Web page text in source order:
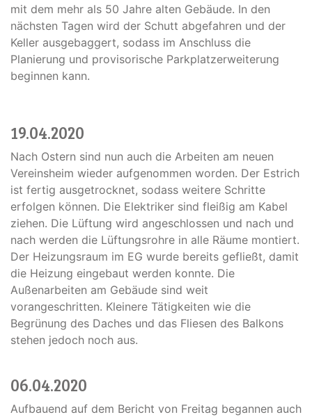
mit dem mehr als 50 Jahre alten Gebäude. In den
nächsten Tagen wird der Schutt abgefahren und der
Keller ausgebaggert, sodass im Anschluss die
Planierung und provisorische Parkplatzerweiterung
beginnen kann.
19.04.2020
Nach Ostern sind nun auch die Arbeiten am neuen
Vereinsheim wieder aufgenommen worden. Der Estrich
ist fertig ausgetrocknet, sodass weitere Schritte
erfolgen können. Die Elektriker sind fleißig am Kabel
ziehen. Die Lüftung wird angeschlossen und nach und
nach werden die Lüftungsrohre in alle Räume montiert.
Der Heizungsraum im EG wurde bereits gefließt, damit
die Heizung eingebaut werden konnte. Die
Außenarbeiten am Gebäude sind weit
vorangeschritten. Kleinere Tätigkeiten wie die
Begrünung des Daches und das Fliesen des Balkons
stehen jedoch noch aus.
06.04.2020
Aufbauend auf dem Bericht von Freitag begannen auch